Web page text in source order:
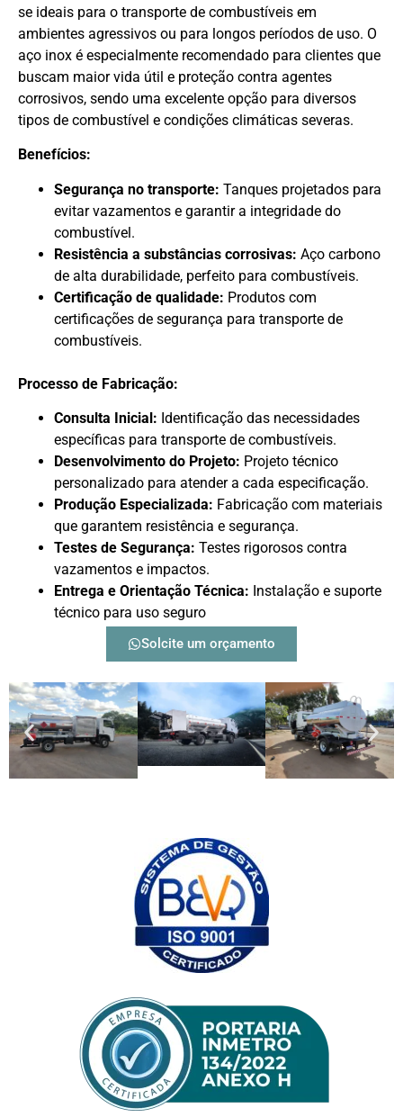
se ideais para o transporte de combustíveis em
ambientes agressivos ou para longos períodos de uso. O
aço inox é especialmente recomendado para clientes que
buscam maior vida útil e proteção contra agentes
corrosivos, sendo uma excelente opção para diversos
tipos de combustível e condições climáticas severas.
Benefícios:
Segurança no transporte: Tanques projetados para
evitar vazamentos e garantir a integridade do
combustível.
Resistência a substâncias corrosivas: Aço carbono
de alta durabilidade, perfeito para combustíveis.
Certificação de qualidade: Produtos com
certificações de segurança para transporte de
combustíveis.
Processo de Fabricação:
Consulta Inicial: Identificação das necessidades
específicas para transporte de combustíveis.
Desenvolvimento do Projeto: Projeto técnico
personalizado para atender a cada especificação.
Produção Especializada: Fabricação com materiais
que garantem resistência e segurança.
Testes de Segurança: Testes rigorosos contra
vazamentos e impactos.
Entrega e Orientação Técnica: Instalação e suporte
técnico para uso seguro
Solcite um orçamento